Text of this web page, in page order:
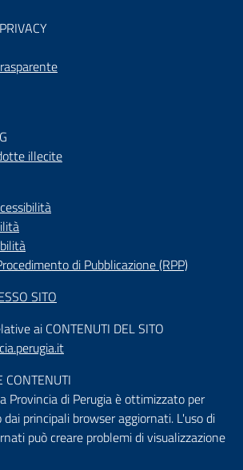
illecite
di Pubblicazione (RPP)
SITO
ai CONTENUTI DEL SITO
Provincia di Perugia è ottimizzato per
principali browser aggiornati. L'uso di
può creare problemi di visualizzazione